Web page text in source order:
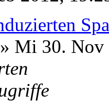
» Mi 30. Nov